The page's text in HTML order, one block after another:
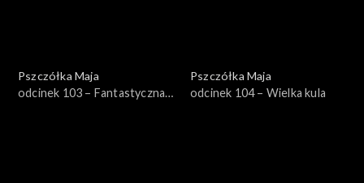
Pszczółka Maja
odcinek 103 – Fantastyczna
Pszczółka Maja
odcinek 104 – Wielka kula